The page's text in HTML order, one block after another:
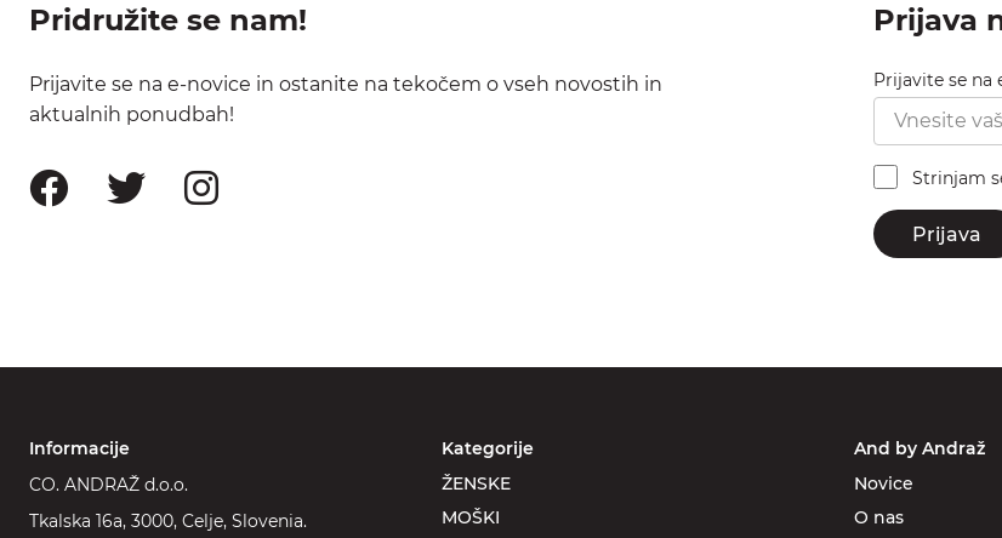
Pridružite se nam!
Prijavite se na e-novice in ostanite na tekočem o vseh novostih in
aktualnih ponudbah!
Prijava
Prijavite se na
Strinjam
Prijava
Informacije
CO. ANDRAŽ d.o.o.
Tkalska 16a, 3000, Celje, Slovenia.
Kategorije
ŽENSKE
MOŠKI
And by Andraž
Novice
O nas